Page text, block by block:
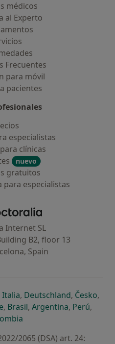
médicos
al Experto
Frecuentes
para móvil
pacientes
especialistas
clínicas
nuevo
gratuitos
para especialistas
Doctoralia - Página de inicio
Internet SL
B2, floor 13
Spain
pestaña
una nueva pestaña
abre en una nueva pestaña
Italiase abre en una nueva
, Deutschlandse abre en
, Českose
,
nueva pestaña
en una nueva pestaña
se abre en una nueva pestaña
, Brasilse abre en una nueva
, Argentinase abre en
, Perúse
,
2065 (DSA) art. 24: